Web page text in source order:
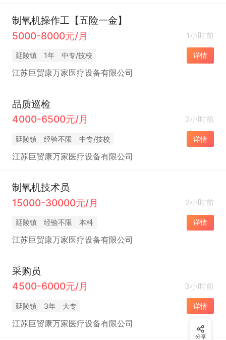
制氧机操作工【五险一金】
5000-8000元/月
1小时前
延陵镇 1年 中专/技校 详情
江苏巨贸康万家医疗设备有限公司
品质巡检
4000-6500元/月
2小时前
延陵镇 经验不限 中专/技校 详情
江苏巨贸康万家医疗设备有限公司
制氧机技术员
15000-30000元/月
2小时前
延陵镇 经验不限 本科 详情
江苏巨贸康万家医疗设备有限公司
采购员
4500-6000元/月
3小时前
延陵镇 3年 大专 详情
江苏巨贸康万家医疗设备有限公司
分享